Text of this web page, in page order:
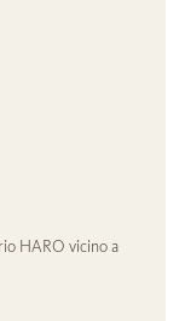
HARO vicino a